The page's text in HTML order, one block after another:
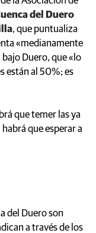
del Duero
, que puntualiza
«medianamente
bajo Duero, que «lo
están al 50%; es
que temer las ya
que esperar a
del Duero son
a través de los